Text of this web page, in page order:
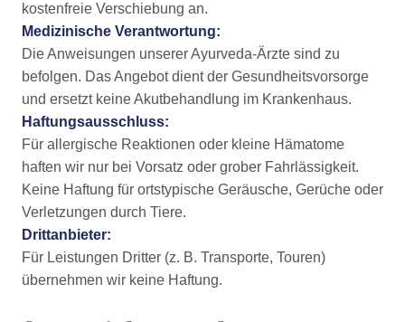
kostenfreie Verschiebung an.
Medizinische Verantwortung:
Die Anweisungen unserer Ayurveda-Ärzte sind zu
befolgen. Das Angebot dient der Gesundheitsvorsorge
und ersetzt keine Akutbehandlung im Krankenhaus.
Haftungsausschluss:
Für allergische Reaktionen oder kleine Hämatome
haften wir nur bei Vorsatz oder grober Fahrlässigkeit.
Keine Haftung für ortstypische Geräusche, Gerüche oder
Verletzungen durch Tiere.
Drittanbieter:
Für Leistungen Dritter (z. B. Transporte, Touren)
übernehmen wir keine Haftung.